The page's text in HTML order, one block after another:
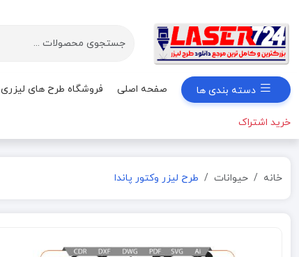
دسته بندی ها صفحه اصلی فروشگاه طرح های لیزری
خرید اشتراک
خانه حیوانات طرح لیزر وکتور پاندا